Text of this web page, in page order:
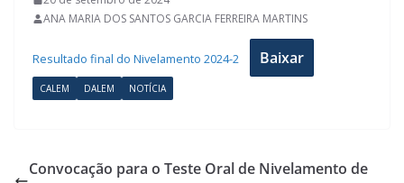
ANA MARIA DOS SANTOS GARCIA FERREIRA MARTINS
Resultado final do Nivelamento 2024-2 Baixar
CALEM DALEM NOTÍCIA
Convocação para o Teste Oral de Nivelamento de